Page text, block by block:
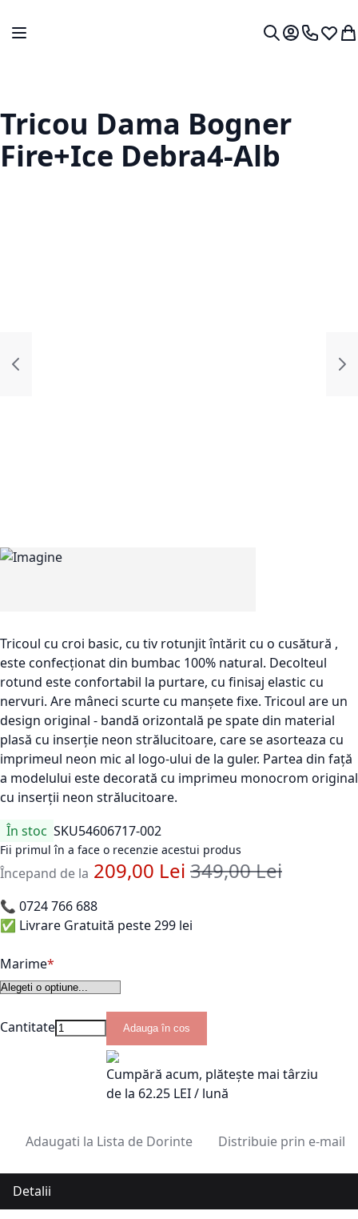
Comutare în navigare
Contul meu.
0724 766
Lista
Tricou Dama Bogner
Fire+Ice Debra4-Alb
Tricoul cu croi basic, cu tiv rotunjit întărit cu o cusătură ,
este confecționat din bumbac 100% natural. Decolteul
rotund este confortabil la purtare, cu finisaj elastic cu
nervuri. Are mâneci scurte cu manșete fixe. Tricoul are un
design original - bandă orizontală pe spate din material
plasă cu inserție neon strălucitoare, care se asorteaza cu
imprimeul neon mic al logo-ului de la guler. Partea din față
a modelului este decorată cu imprimeu monocrom original
cu inserții neon strălucitoare.
În stoc SKU54606717-002
Fii primul în a face o recenzie acestui produs
Începand de la 209,00 Lei Pret standard
349,00 Lei
📞 0724 766 688
✅ Livrare Gratuită peste 299 lei
Marime
Cantitate Adauga în cos
Cumpără acum, plătește mai târziu
de la 62.25 LEI / lună
Adaugati la Lista de Dorinte Distribuie prin e-mail
Detalii